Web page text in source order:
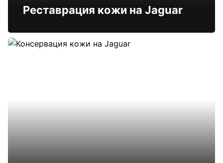
Реставрация кожи на Jaguar